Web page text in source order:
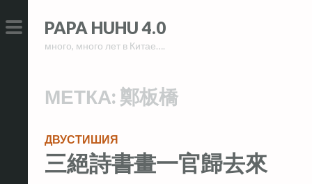
to
PRIMARY
to
PAPA HUHU 4.0
много, много лет в Китае….
МЕТКА: 鄭板橋
ДВУСТИШИЯ
三絕詩書畫一官歸去來